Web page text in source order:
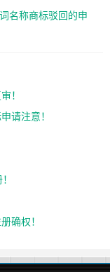
名称商标驳回的申
！
请注意！
确权！